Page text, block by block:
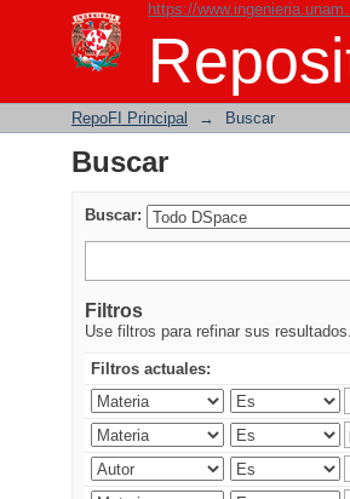
https://
Buscar
RepoFI Principal → Buscar
Buscar
Buscar:
Filtros
Use filtros para refinar sus resultados.
Filtros actuales: